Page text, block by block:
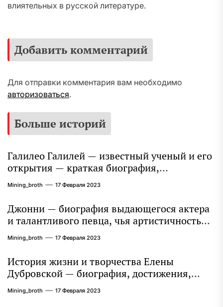
влиятельных в русской литературе.
Добавить комментарий
Для отправки комментария вам необходимо
авторизоваться.
Больше историй
Галилео Галилей — известный ученый и его
открытия — краткая биография,
достижения и вклад в науку
Mining_broth 17 Февраля 2023
Джонни — биография выдающегося актера
и талантливого певца, чья артистичность
захватывает миллионы сердец
Mining_broth 17 Февраля 2023
История жизни и творчества Елены
Дубровской — биография, достижения,
интересные факты
Mining_broth 17 Февраля 2023